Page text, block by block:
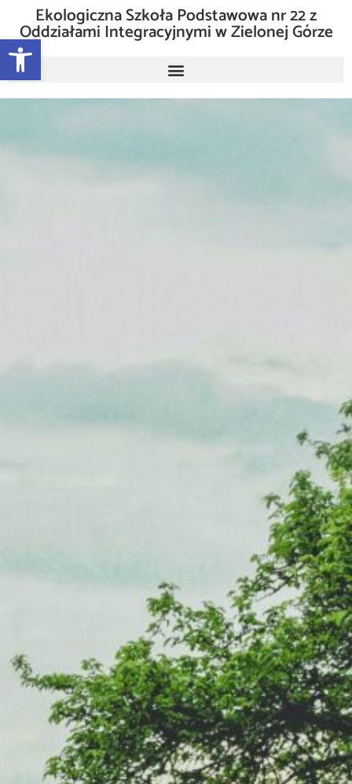
Otwórz pasek narzędzi
Ekologiczna Szkoła Podstawowa nr 22 z
Oddziałami Integracyjnymi w Zielonej Górze